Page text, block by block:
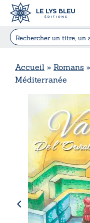
Accueil » Romans »
Méditerranée